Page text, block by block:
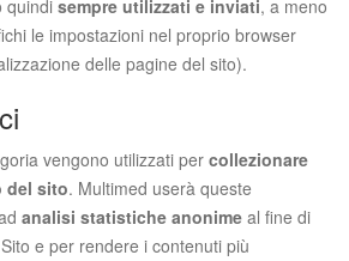
quindi sempre utilizzati e inviati, a meno
le impostazioni nel proprio browser
delle pagine del sito).
vengono utilizzati per collezionare
del sito. Multimed userà queste
analisi statistiche anonime al fine di
e per rendere i contenuti più